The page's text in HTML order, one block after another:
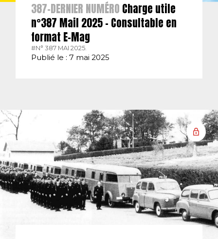
387-DERNIER NUMÉRO Charge utile
n°387 Mail 2025 – Consultable en
format E-Mag
#N° 387 MAI 2025.
Publié le : 7 mai 2025